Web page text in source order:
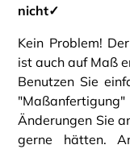
nicht✓
Kein Problem!
ist auch auf Maß
Benutzen Sie
Änderungen Sie
gerne hätten.